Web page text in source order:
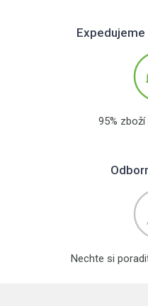
Expedujeme
95%
Nechte si